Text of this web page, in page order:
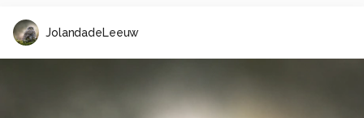
JolandadeLeeuw